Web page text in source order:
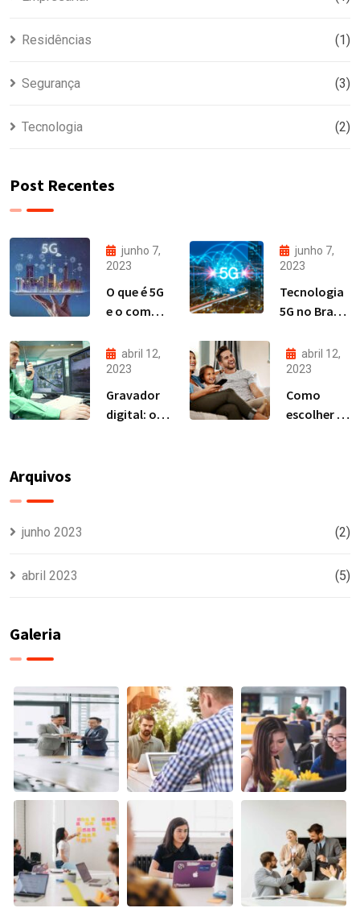
Residências (1)
Segurança (3)
Tecnologia (2)
Post Recentes
junho 7,
2023
O que é 5G
e o como a
vai mudar
a nossa
vida?
junho 7,
2023
Tecnologia
5G no Brasil:
para os
provedores?
abril 12,
2023
Gravador
digital: o
abril 12,
2023
Como
escolher a
Arquivos
junho 2023 (2)
abril 2023 (5)
Galeria